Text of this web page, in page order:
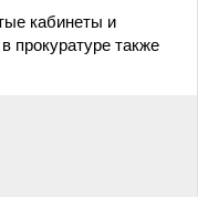
кабинеты и
прокуратуре также